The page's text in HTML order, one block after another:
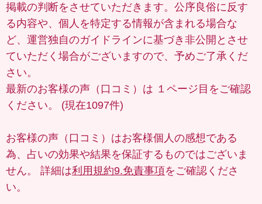
掲載の判断をさせていただきます。公序良俗に反す
る内容や、個人を特定する情報が含まれる場合な
ど、運営独自のガイドラインに基づき非公開とさせ
ていただく場合がございますので、予めご了承くだ
さい。
最新のお客様の声（口コミ）は １ページ目 をご確認
ください。 (現在1097件)
お客様の声（口コミ）はお客様個人の感想である
為、占いの効果や結果を保証するものではございま
せん。 詳細は利用規約9.免責事項をご確認くださ
い。